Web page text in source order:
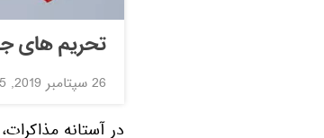
تحریم های
26 سپتامبر 2019, 19:05